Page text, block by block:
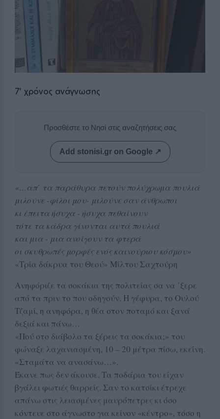
7' χρόνος ανάγνωσης
Προσθέστε το Νησί στις αναζητήσεις σας
Add stonisi.gr on Google ↗
«…απ΄ τα παράθυρα πετούν πολύχρωμα πουλιά
μιλούνε -φίλοι μου- μιλούνε σαν άνθρωποι
κι έπειτα ήσυχα - ήσυχα πεθαίνουν
τότε τα κάδρα γίνονται αυτά πουλιά
και μια - μια ανοίγουν τα φτερά
οι σκυθρωπές μορφές ενός καινούριου κόσμου»
«Τρία δάκρυα του Θεού» Μίλτου Σαχτούρη
Ανηφόριζε τα σοκάκια της πολιτείας σα να ΄ξερε
από τα πριν το που οδηγούν. Η γέφυρα, το Ουλού
Τζαμί, η ανηφόρα, η θέα στον ποταμό και ξανά
δεξιά και πάνω…
«Πού στο διάβολο τα ξέρεις τα σοκάκια;» του
φώναξε λαχανιασμένη, 10 – 20 μέτρα πίσω, εκείνη.
«Σταμάτα να ανασάνω…».
Έκανε πως δεν άκουσε. Τα ποδάρια του είχαν
βγάλει φωτιές θαρρείς. Σαν το κατσίκι έτρεχε
απάνω στις λειασμένες μαυρόπετρες κι όσο
κόντευε στο άγνωστο για κείνον «κέντρο», τόσο η